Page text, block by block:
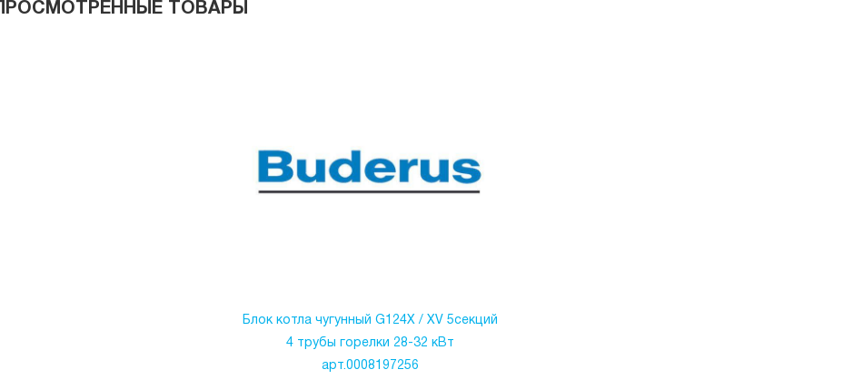
ПРОСМОТРЕННЫЕ ТОВАРЫ
Блок котла чугунный G124X / XV 5секций
4 трубы горелки 28-32 кВт
арт.0008197256